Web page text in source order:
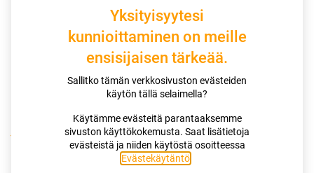
Kauppa
175/65R14 86T KAPSEN COMFORTMAX AS H202 XL
Yksityisyytesi
kunnioittaminen on meille
ensisijaisen tärkeää.
Sallitko tämän verkkosivuston evästeiden
käytön tällä selaimella?
Käytämme evästeitä parantaaksemme
sivuston käyttökokemusta. Saat lisätietoja
evästeistä ja niiden käytöstä osoitteessa
Evästekäytäntö